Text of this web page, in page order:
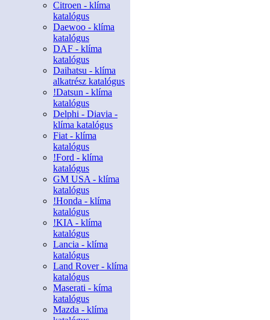
Citroen - klíma
katalógus
Daewoo - klíma
katalógus
DAF - klíma
katalógus
Daihatsu - klíma
alkatrész katalógus
!Datsun - klíma
katalógus
Delphi - Diavia -
klíma katalógus
Fiat - klíma
katalógus
!Ford - klíma
katalógus
GM USA - klíma
katalógus
!Honda - klíma
katalógus
!KIA - klíma
katalógus
Lancia - klíma
katalógus
Land Rover - klíma
katalógus
Maserati - kíma
katalógus
Mazda - klíma